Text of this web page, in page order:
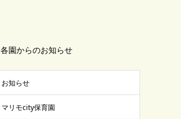
各園からのお知らせ
お知らせ
マリモcity保育園